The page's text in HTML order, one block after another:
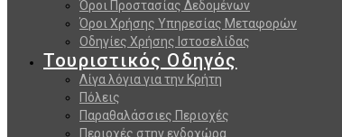
Όροι Προστασίας Δεδομένων
Όροι Χρήσης Υπηρεσίας Μεταφορών
Οδηγίες Χρήσης Ιστοσελίδας
Τουριστικός Οδηγός
Λίγα λόγια για την Κρήτη
Πόλεις
Παραθαλάσσιες Περιοχές
Περιοχές στην ενδοχώρα